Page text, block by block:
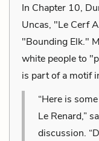
In Chapter 10,
Uncas, "Le Cerf
"Bounding Elk."
white people to
is part of a motif
“Here is
Le Renard,”
discussion.